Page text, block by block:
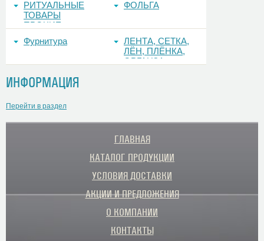
РИТУАЛЬНЫЕ
ТОВАРЫ
ПРОЧИЕ
ФОЛЬГА
Фурнитура
ЛЕНТА, СЕТКА,
ЛЁН, ПЛЁНКА,
ОРГАНЗА
ИНФОРМАЦИЯ
Перейти в раздел
ГЛАВНАЯ
КАТАЛОГ ПРОДУКЦИИ
УСЛОВИЯ ДОСТАВКИ
АКЦИИ И ПРЕДЛОЖЕНИЯ
О КОМПАНИИ
КОНТАКТЫ